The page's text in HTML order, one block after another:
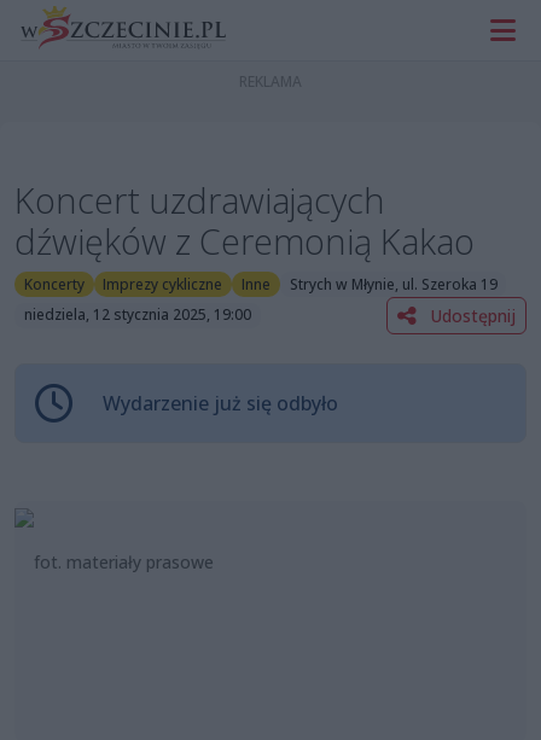
Koncert uzdrawiających
dźwięków z Ceremonią Kakao
Koncerty Imprezy cykliczne Inne
Strych w Młynie, ul. Szeroka 19
niedziela, 12 stycznia 2025, 19:00
Udostępnij
Wydarzenie już się odbyło
fot. materiały prasowe